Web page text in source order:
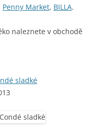
Penny Market, BILLA.
naleznete v obchodě
sladké